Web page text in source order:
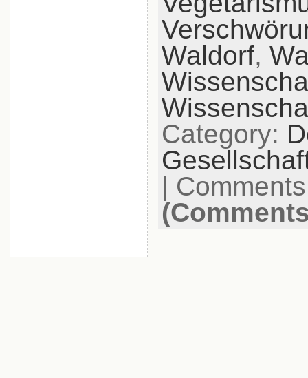
Waldorf,
Category:
|